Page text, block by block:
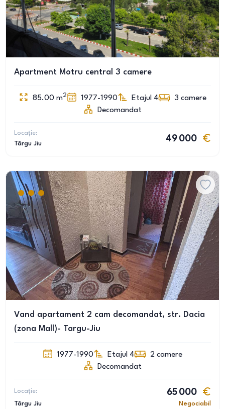
Apartment Motru central 3 camere
85.00 m2 1977-1990 Etajul 4 3 camere
Decomandat
Locație:
Târgu Jiu
49 000
Vand apartament 2 cam decomandat, str. Dacia
(zona Mall)- Targu-Jiu
1977-1990 Etajul 4 2 camere
Decomandat
Locație:
Târgu Jiu
65 000
Negociabil